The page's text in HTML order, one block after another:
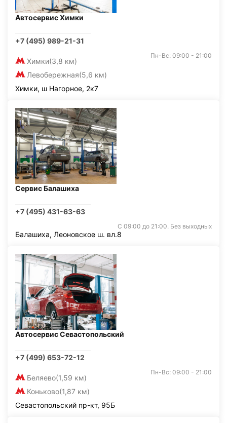
Автосервис Химки
+7 (495) 989-21-31
Химки(3,8 км)
Левобережная(5,6 км)
Пн-Вс: 09:00 - 21:00
Химки, ш Нагорное, 2к7
Сервис Балашиха
+7 (495) 431-63-63
С 09:00 до 21:00. Без выходных
Балашиха, Леоновское ш. вл.8
Автосервис Севастопольский
+7 (499) 653-72-12
Беляево(1,59 км)
Коньково(1,87 км)
Пн-Вс: 09:00 - 21:00
Севастопольский пр-кт, 95Б